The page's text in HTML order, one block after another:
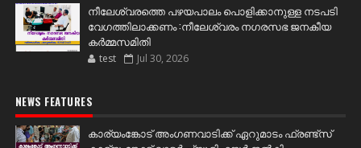
നീലേശ്വരത്തെ പഴയപാലം പൊളിക്കാനുള്ള നടപടി
വേഗത്തിലാക്കണം :നീലേശ്വരം നഗരസഭ ജനകീയ
കർമ്മസമിതി
test Jul 30, 2026
NEWS FEATURES
കാര്യംങ്കോട് അംഗണവാടിക്ക് ഏറുമാടം ഫ്രണ്ട്സ്